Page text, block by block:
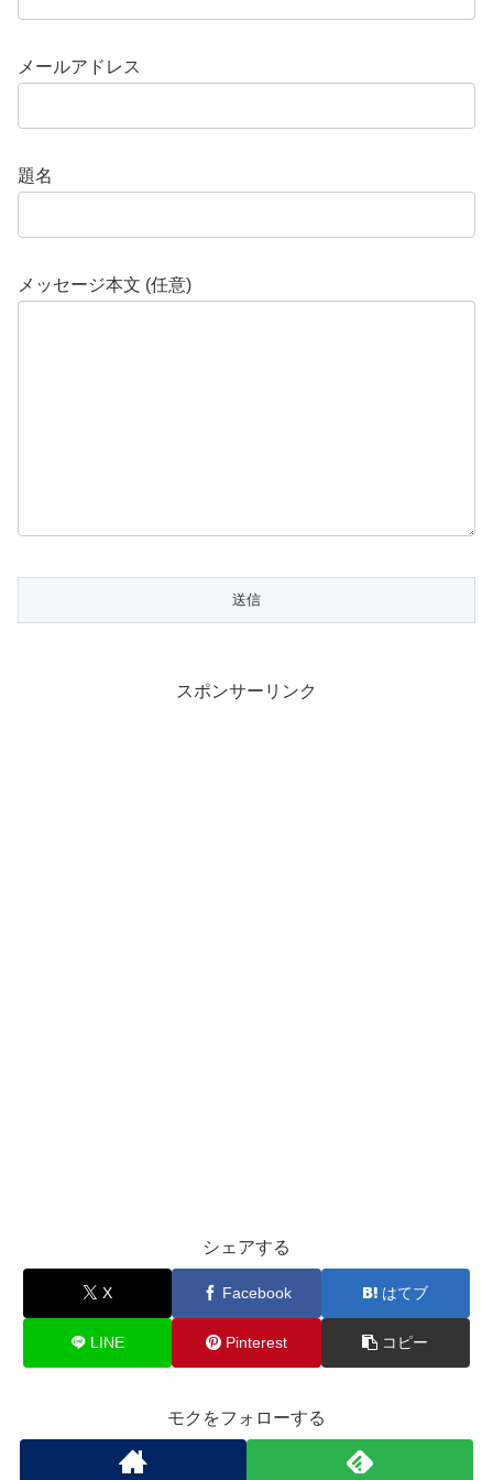
メールアドレス
題名
メッセージ本文 (任意)
スポンサーリンク
シェアする
X Facebook はてブ
LINE Pinterest コピー
モクをフォローする